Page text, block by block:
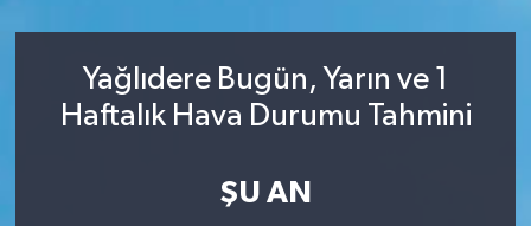
Yağlıdere Bugün, Yarın ve 1
Haftalık Hava Durumu Tahmini
ŞU AN
Süper Lig Puan Durumu ve Fikstür
Son Dakika Haberleri